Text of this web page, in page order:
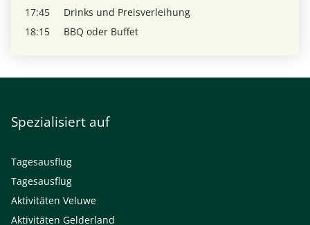
17:45
Drinks und Preisverleihung
18:15
BBQ oder Buffet
Spezialisiert auf
Tagesausflug
Tagesausflug
Aktivitäten Veluwe
Aktivitäten Gelderland